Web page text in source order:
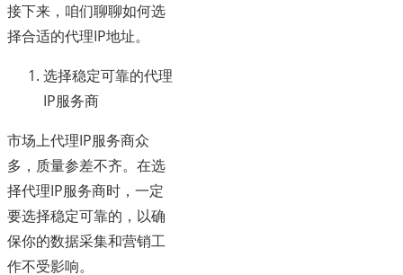
接下来，咱们聊聊如何选
择合适的代理IP地址。
选择稳定可靠的代理
IP服务商
市场上代理IP服务商众
多，质量参差不齐。在选
择代理IP服务商时，一定
要选择稳定可靠的，以确
保你的数据采集和营销工
作不受影响。